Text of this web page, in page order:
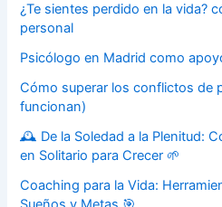
¿Te sientes perdido en la vida?
personal
Psicólogo en Madrid como
Cómo superar los conflictos de
funcionan)
🕰️ De la Soledad a la Plenitud:
en Solitario para Crecer 🌱
Coaching para la Vida: